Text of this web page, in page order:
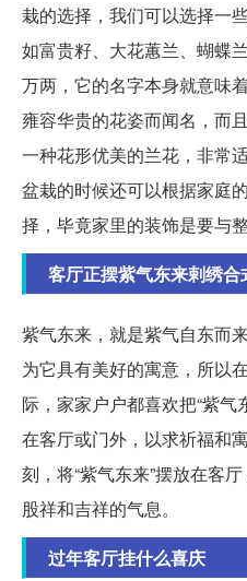
栽的选择，我们可以选择一
如富贵籽、大花蕙兰、蝴蝶
万两，它的名字本身就意味
雍容华贵的花姿而闻名，而
一种花形优美的兰花，非常
盆栽的时候还可以根据家庭
择，毕竟家里的装饰是要与
客厅正摆紫气东来剌绣合
紫气东来，就是紫气自东而
为它具有美好的寓意，所以
际，家家户户都喜欢把“紫
在客厅或门外，以求祈福和
刻，将“紫气东来”摆放在客
股祥和吉祥的气息。
过年客厅挂什么喜庆